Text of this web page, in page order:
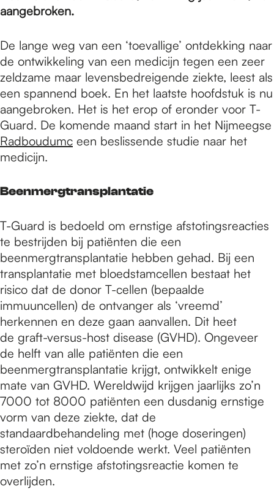
a
g
e
aangebroken.
De lange weg van een ‘toevallige’ ontdekking naar
de ontwikkeling van een medicijn tegen een zeer
zeldzame maar levensbedreigende ziekte, leest als
een spannend boek. En het laatste hoofdstuk is nu
aangebroken. Het is het erop of eronder voor T-
Guard. De komende maand start in het Nijmeegse
Radboudumc een beslissende studie naar het
medicijn.
Beenmergtransplantatie
T-Guard is bedoeld om ernstige afstotingsreacties
te bestrijden bij patiënten die een
beenmergtransplantatie hebben gehad. Bij een
transplantatie met bloedstamcellen bestaat het
risico dat de donor T-cellen (bepaalde
immuuncellen) de ontvanger als ‘vreemd’
herkennen en deze gaan aanvallen. Dit heet
de graft-versus-host disease (GVHD). Ongeveer
de helft van alle patiënten die een
beenmergtransplantatie krijgt, ontwikkelt enige
mate van GVHD. Wereldwijd krijgen jaarlijks zo’n
7000 tot 8000 patiënten een dusdanig ernstige
vorm van deze ziekte, dat de
standaardbehandeling met (hoge doseringen)
steroïden niet voldoende werkt. Veel patiënten
met zo’n ernstige afstotingsreactie komen te
overlijden.